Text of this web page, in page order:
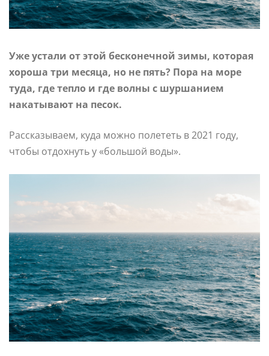
Уже устали от этой бесконечной зимы, которая
хороша три месяца, но не пять? Пора на море
туда, где тепло и где волны с шуршанием
накатывают на песок.
Рассказываем, куда можно полететь в 2021 году,
чтобы отдохнуть у «большой воды».